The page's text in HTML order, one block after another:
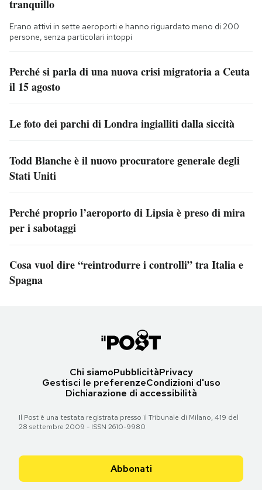
tranquillo
Erano attivi in sette aeroporti e hanno riguardato meno di 200
persone, senza particolari intoppi
Perché si parla di una nuova crisi migratoria a Ceuta
il 15 agosto
Le foto dei parchi di Londra ingialliti dalla siccità
Todd Blanche è il nuovo procuratore generale degli
Stati Uniti
Perché proprio l’aeroporto di Lipsia è preso di mira
per i sabotaggi
Cosa vuol dire “reintrodurre i controlli” tra Italia e
Spagna
Chi siamoPubblicitàPrivacy
Gestisci le preferenzeCondizioni d'uso
Dichiarazione di accessibilità
Il Post è una testata registrata presso il Tribunale di Milano, 419 del
28 settembre 2009 - ISSN 2610-9980
Abbonati